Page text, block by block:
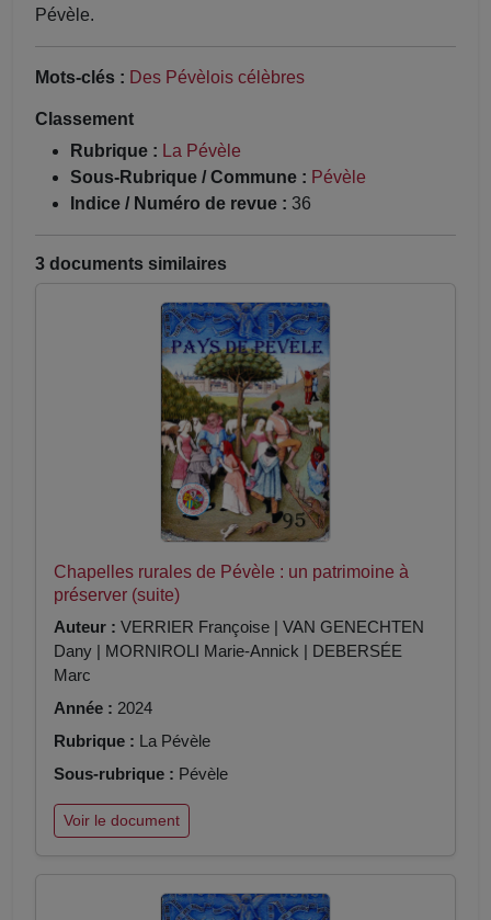
Pévèle.
Mots-clés : Des Pévèlois célèbres
Classement
Rubrique : La Pévèle
Sous-Rubrique / Commune : Pévèle
Indice / Numéro de revue : 36
3 documents similaires
Chapelles rurales de Pévèle : un patrimoine à
préserver (suite)
Auteur : VERRIER Françoise | VAN GENECHTEN
Dany | MORNIROLI Marie-Annick | DEBERSÉE
Marc
Année : 2024
Rubrique : La Pévèle
Sous-rubrique : Pévèle
Voir le document